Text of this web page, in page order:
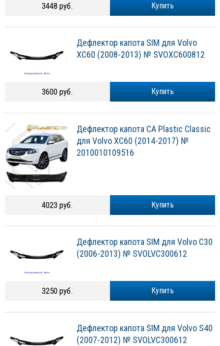
Купить
3448 руб.
Дефлектор капота SIM для Volvo
XC60 (2008-2013) № SVOXC600812
Купить
3600 руб.
Дефлектор капота CA Plastic Classic
для Volvo XC60 (2014-2017) №
2010010109516
Купить
4023 руб.
Дефлектор капота SIM для Volvo C30
(2006-2013) № SVOLVC300612
Купить
3250 руб.
Дефлектор капота SIM для Volvo S40
(2007-2012) № SVOLVC300612